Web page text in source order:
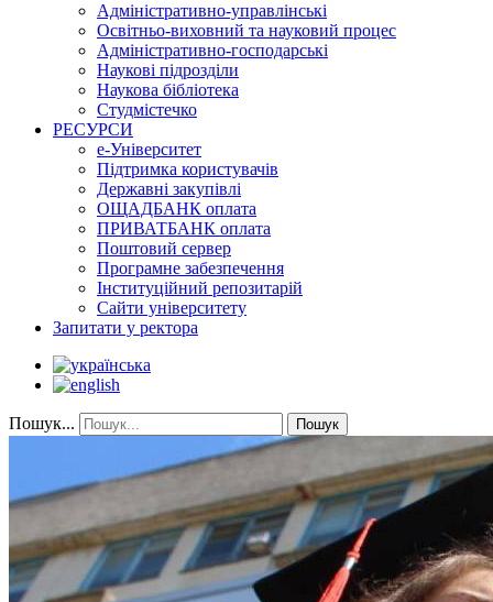
Адміністративно-управлінські
Освітньо-виховний та науковий процес
Адміністративно-господарські
Наукові підрозділи
Наукова бібліотека
Студмістечко
РЕСУРСИ
е-Університет
Підтримка користувачів
Державні закупівлі
ОЩАДБАНК оплата
ПРИВАТБАНК оплата
Поштовий сервер
Програмне забезпечення
Інституційний репозитарій
Сайти університету
Запитати у ректора
Пошук... Пошук